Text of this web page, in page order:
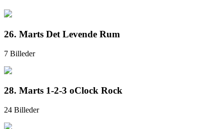
26. Marts Det Levende Rum
7 Billeder
28. Marts 1-2-3 oClock Rock
24 Billeder